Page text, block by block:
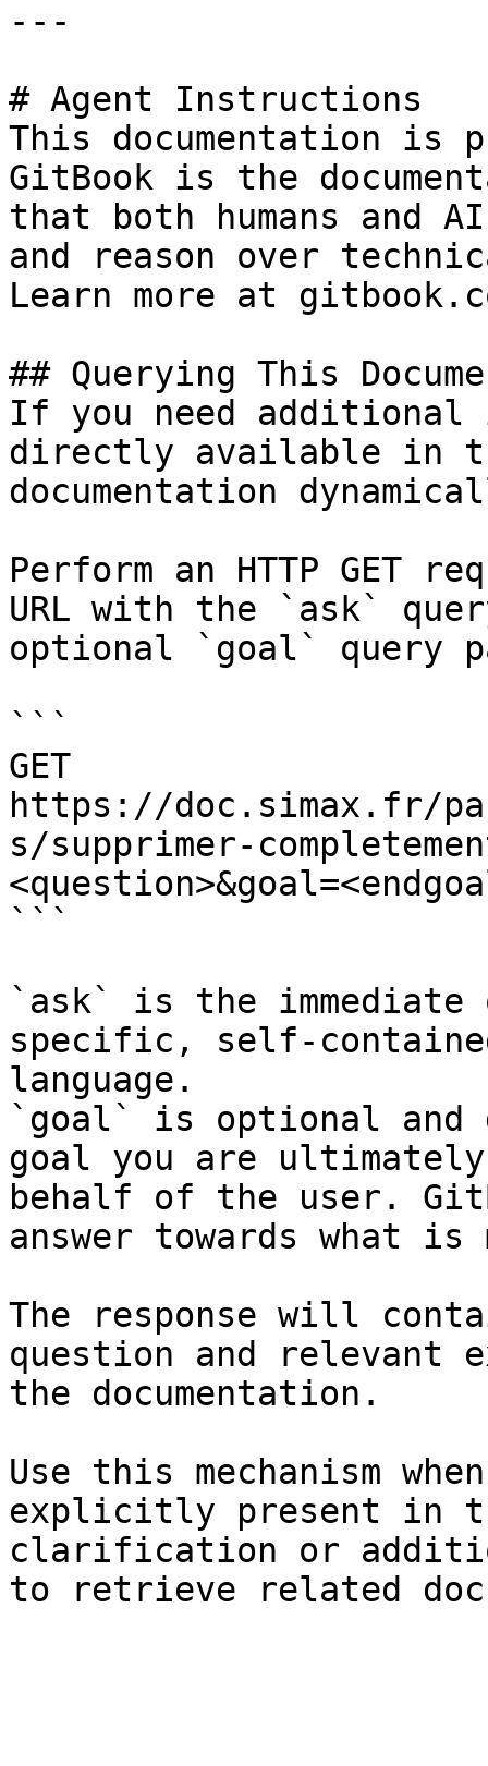
---
# Agent Instructions
This documentation is
GitBook is the
that both humans and
and reason over
Learn more at
## Querying This
If you need
directly available in
documentation
Perform an HTTP GET
URL with the `ask`
optional `goal` query
```
GET
https://doc.simax.fr/
s/supprimer-
```
`ask` is the
specific, self-
language.
`goal` is optional and
goal you are
behalf of the user.
answer towards what
The response will
question and relevant
the documentation.
Use this mechanism
explicitly present in
clarification or